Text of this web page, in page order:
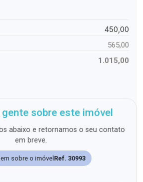
450,00
565,00
1.015,00
gente sobre este imóvel
abaixo e retornamos o seu contato
em breve.
sobre o imóvelRef. 30993